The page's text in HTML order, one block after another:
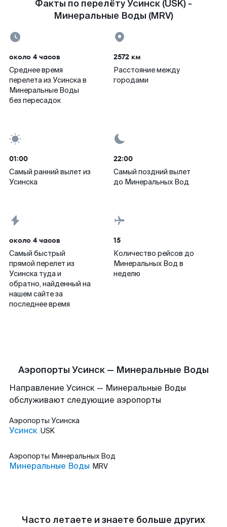
Факты по перелёту Усинск (USK) -
Минеральные Воды (MRV)
около 4 часов
Среднее время
перелета из Усинска в
Минеральные Воды
без пересадок
2572 км
Расстояние между
городами
01:00
Самый ранний вылет из
Усинска
22:00
Самый поздний вылет
до Минеральных Вод
около 4 часов
Самый быстрый
прямой перелет из
Усинска туда и
обратно, найденный на
нашем сайте за
последнее время
15
Количество рейсов до
Минеральных Вод в
неделю
Аэропорты Усинск — Минеральные Воды
Направление Усинск — Минеральные Воды
обслуживают следующие аэропорты
Аэропорты Усинска
Усинск USK
Аэропорты Минеральных Вод
Минеральные Воды MRV
Часто летаете и знаете больше других